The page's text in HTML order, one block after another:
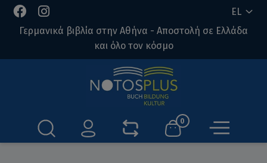
EL
Γερμανικά βιβλία στην Αθήνα - Αποστολή σε Ελλάδα
και όλο τον κόσμο
0